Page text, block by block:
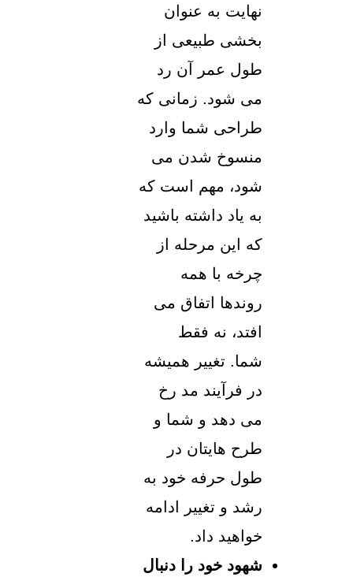
نهایت به عنوان
بخشی طبیعی از
طول عمر آن رد
می شود. زمانی که
طراحی شما وارد
منسوخ شدن می
شود، مهم است که
به یاد داشته باشید
که این مرحله از
چرخه با همه
روندها اتفاق می
افتد، نه فقط
شما. تغییر همیشه
در فرآیند مد رخ
می دهد و شما و
طرح هایتان در
طول حرفه خود به
رشد و تغییر ادامه
خواهید داد.
شهود خود را دنبال